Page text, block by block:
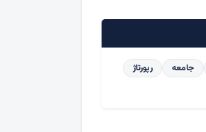
جامعه
رپورتاژ